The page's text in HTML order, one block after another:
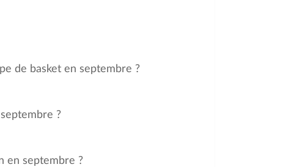
de basket en septembre ?
?
en septembre ?